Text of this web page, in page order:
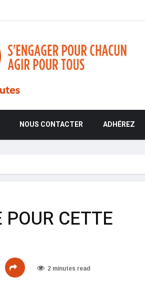
NOUS CONTACTER ADHÉREZ
CETTE
2 minutes read